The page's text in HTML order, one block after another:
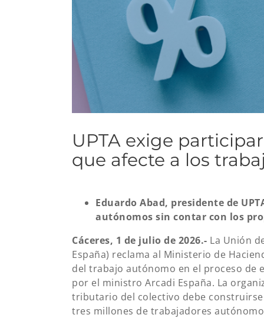
UPTA exige
que afecte a los
Eduardo Abad, presidente de
autónomos sin contar con los
Cáceres, 1 de julio de 2026.- La Unión
España) reclama al Ministerio de
del trabajo autónomo en el proceso de
por el ministro Arcadi España. La
tributario del colectivo debe
tres millones de trabajadores